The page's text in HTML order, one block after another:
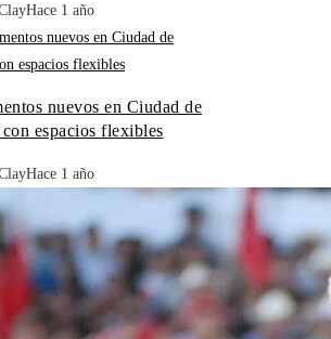
Hace 1 año
nuevos en Ciudad de
con espacios flexibles
Hace 1 año